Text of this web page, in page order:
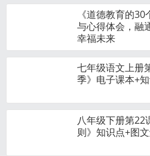
《道德教育的
与心得体会，融
幸福未来
七年级语文上册
季》电子课本+
八年级下册第22
则》知识点+图